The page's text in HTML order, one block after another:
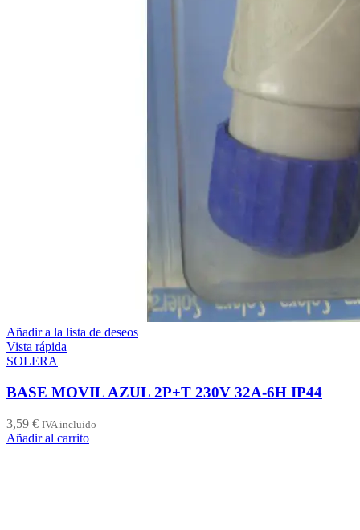
Añadir a la lista de deseos
Vista rápida
SOLERA
BASE MOVIL AZUL 2P+T 230V 32A-6H IP44
3,59 € IVA incluido
Añadir al carrito